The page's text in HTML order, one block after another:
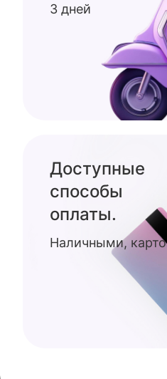
3 дней
Доступные
способы
оплаты.
Наличными,